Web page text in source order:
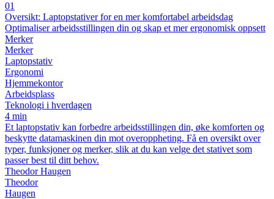
01
Oversikt: Laptopstativer for en mer komfortabel arbeidsdag
Optimaliser arbeidsstillingen din og skap et mer ergonomisk oppsett
Merker
Merker
Laptopstativ
Ergonomi
Hjemmekontor
Arbeidsplass
Teknologi i hverdagen
4 min
Et laptopstativ kan forbedre arbeidsstillingen din, øke komforten og
beskytte datamaskinen din mot overoppheting. Få en oversikt over
typer, funksjoner og merker, slik at du kan velge det stativet som
passer best til ditt behov.
Theodor Haugen
Theodor
Haugen